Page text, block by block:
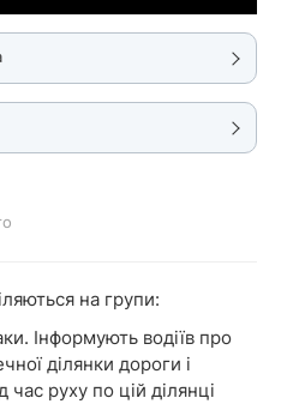
на групи:
Інформують водіїв про
ділянки дороги і
руху по цій ділянці